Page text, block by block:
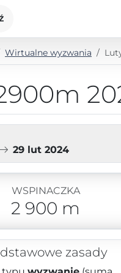
Wirtualne wyzwania
29 lut 2024
WSPINACZKA
2 900 m
zasady